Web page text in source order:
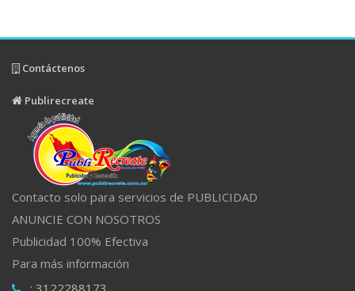
Contáctenos
Publirecreate
Contacto solo para servicios de PUBLICIDAD
ANUNCIE CON NOSOTROS
Publicidad 100% Efectiva
Para más información
: 3122288173